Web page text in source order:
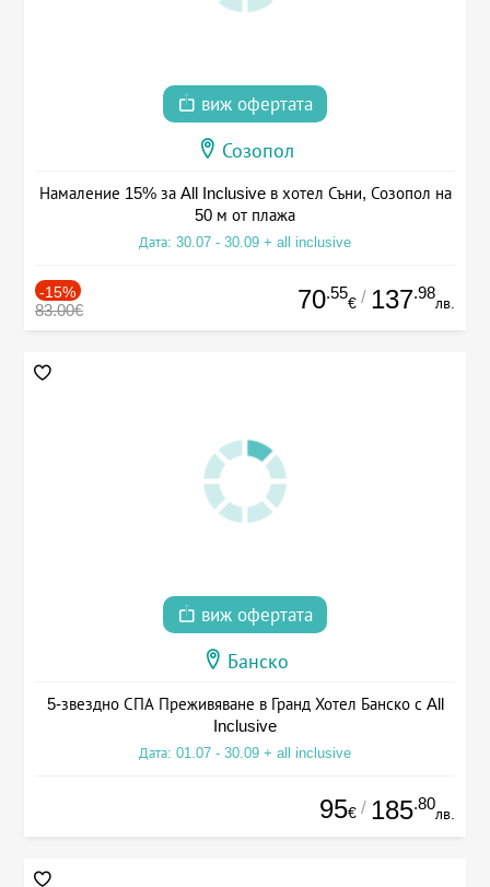
виж офертата
Созопол
Намаление 15% за All Inclusive в хотел Съни, Созопол на
50 м от плажа
Дата: 30.07 - 30.09 + all inclusive
-15%
83.00€ 70.55
€ / 137.98
лв.
виж офертата
Банско
5-звездно СПА Преживяване в Гранд Хотел Банско с All
Inclusive
Дата: 01.07 - 30.09 + all inclusive
95€ / 185.80
лв.